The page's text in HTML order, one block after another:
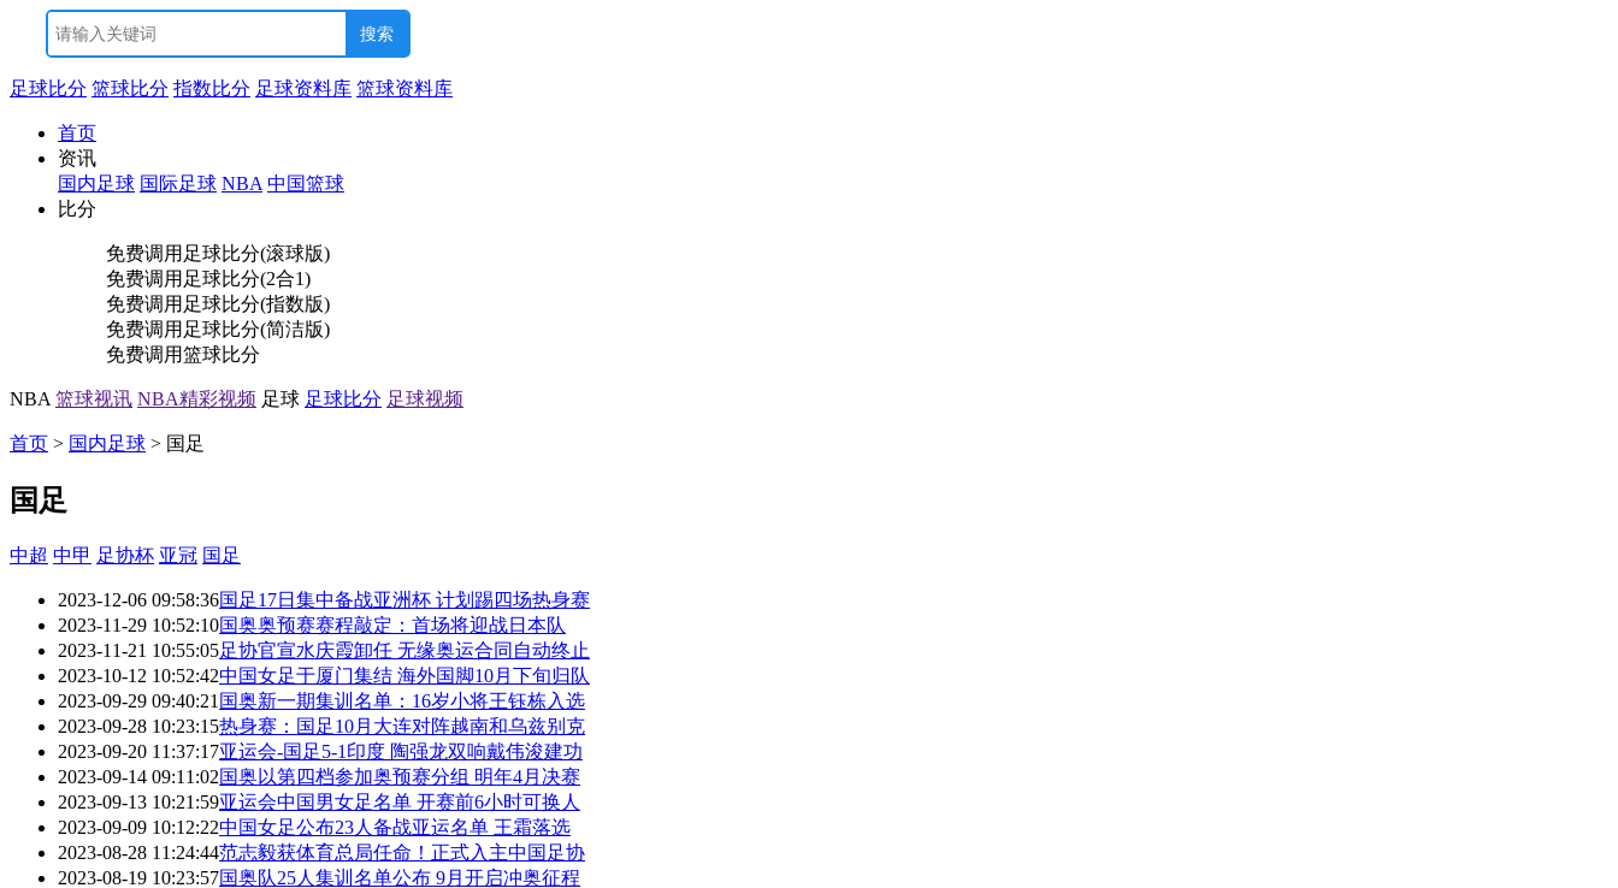
足球比分 篮球比分 指数比分 足球资料库 篮球资料库
首页
资讯
国内足球 国际足球 NBA 中国篮球
比分
免费调用 足球比分(滚球版)
免费调用 足球比分(2合1)
免费调用 足球比分(指数版)
免费调用 足球比分(简洁版)
免费调用篮球比分
NBA 篮球视讯 NBA精彩视频 足球 足球比分 足球视频
首页 > 国内足球 > 国足
国足
中超 中甲 足协杯 亚冠 国足
2023-12-06 09:58:36国足17日集中备战亚洲杯 计划踢四场热身赛
2023-11-29 10:52:10国奥奥预赛赛程敲定：首场将迎战日本队
2023-11-21 10:55:05足协官宣水庆霞卸任 无缘奥运合同自动终止
2023-10-12 10:52:42中国女足于厦门集结 海外国脚10月下旬归队
2023-09-29 09:40:21 国奥新一期集训名单：16岁小将王钰栋入选
2023-09-28 10:23:15热身赛：国足10月大连对阵越南和乌兹别克
2023-09-20 11:37:17亚运会-国足5-1印度 陶强龙双响戴伟浚建功
2023-09-14 09:11:02国奥以第四档参加奥预赛分组 明年4月决赛
2023-09-13 10:21:59亚运会中国男女足名单 开赛前6小时可换人
2023-09-09 10:12:22中国女足公布23人备战亚运名单 王霜落选
2023-08-28 11:24:44范志毅获体育总局任命！正式入主中国足协
2023-08-19 10:23:57国奥队25人集训名单公布 9月开启冲奥征程